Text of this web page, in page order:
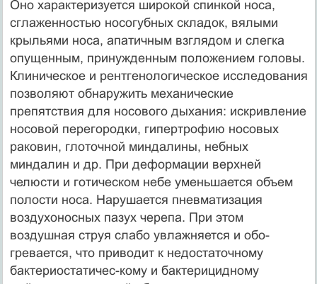
Оно характеризуется широкой спинкой носа,
сглаженностью носогубных складок, вялыми
крыльями носа, апатичным взглядом и слегка
опу­щенным, принужденным положением головы.
Клиническое и рентгенологическое исследования
позволяют обнаружить ме­ханические
препятствия для носового дыхания: искривление
носовой перегородки, гипертрофию носовых
раковин, гло­точной миндалины, небных
миндалин и др. При деформации верхней
челюсти и готическом небе уменьшается объем
по­лости носа. Нарушается пневматизация
воздухоносных пазух черепа. При этом
воздушная струя слабо увлажняется и обо­
гревается, что приводит к недостаточному
бактериостатичес-кому и бактерицидному